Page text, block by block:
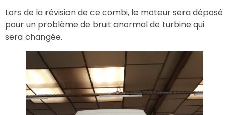
Lors de la révision de ce combi, le moteur sera déposé
pour un problème de bruit anormal de turbine qui
sera changée.